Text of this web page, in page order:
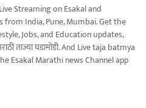
Streaming on Esakal and
from India, Pune, Mumbai. Get the
Jobs, and Education updates,
ताज्या घडामोडी. And Live taja batmya
Esakal Marathi news Channel app